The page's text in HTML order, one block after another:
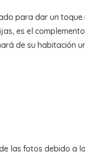
para dar un
es el
de su habitación
las fotos debido a